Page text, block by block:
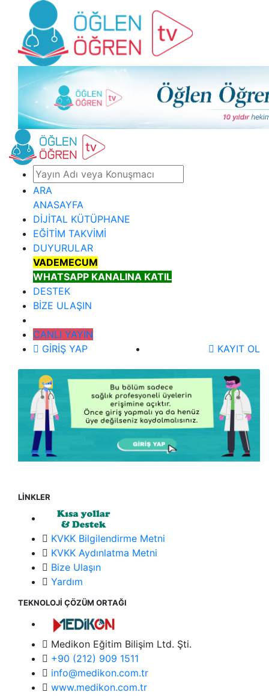
ARA
ANASAYFA
DİJİTAL KÜTÜPHANE
EĞİTİM TAKVİMİ
DUYURULAR
VADEMECUM
WHATSAPP KANALINA KATIL
DESTEK
BİZE ULAŞIN
CANLI YAYIN
GİRİŞ YAP
KAYIT OL
LİNKLER
KVKK Bilgilendirme Metni
KVKK Aydınlatma Metni
Bize Ulaşın
Yardım
TEKNOLOJİ ÇÖZÜM ORTAĞI
Medikon Eğitim Bilişim Ltd. Şti.
+90 (212) 909 1511
info@medikon.com.tr
www.medikon.com.tr